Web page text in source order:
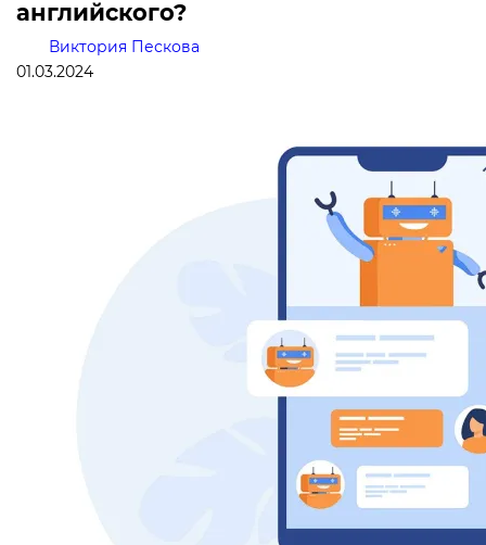
английского?
Виктория Пескова
01.03.2024